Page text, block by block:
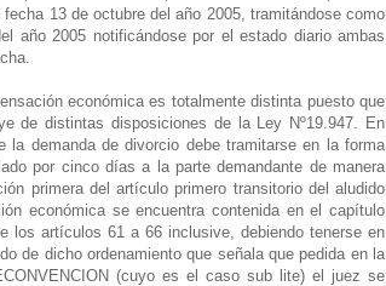
13 de octubre del año 2005, tramitándose como
año 2005 notificándose por el estado diario ambas
económica es totalmente distinta puesto que
de distintas disposiciones de la Ley Nº19.947. En
demanda de divorcio debe tramitarse en la forma
por cinco días a la parte demandante de manera
primera del artículo primero transitorio del aludido
económica se encuentra contenida en el capítulo
los artículos 61 a 66 inclusive, debiendo tenerse en
de dicho ordenamiento que señala que pedida en la
(cuyo es el caso sub lite) el juez se